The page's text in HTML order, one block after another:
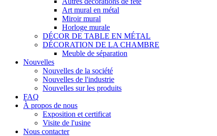
Art mural en métal
Miroir mural
Horloge murale
DÉCOR DE TABLE EN MÉTAL
DÉCORATION DE LA CHAMBRE
Meuble de séparation
Nouvelles
Nouvelles de la société
Nouvelles de l'industrie
Nouvelles sur les produits
FAQ
À propos de nous
Exposition et certificat
Visite de l'usine
Nous contacter